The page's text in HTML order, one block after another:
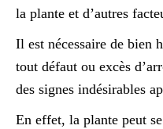
la plante et d’autres
Il est nécessaire de bien
tout défaut ou excès
des signes indésirables
En effet, la plante peut